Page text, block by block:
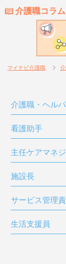
介護職コラム
マイナビ介護職
介護職・ヘル
看護助手
主任ケアマネ
施設長
サービス管理
生活支援員